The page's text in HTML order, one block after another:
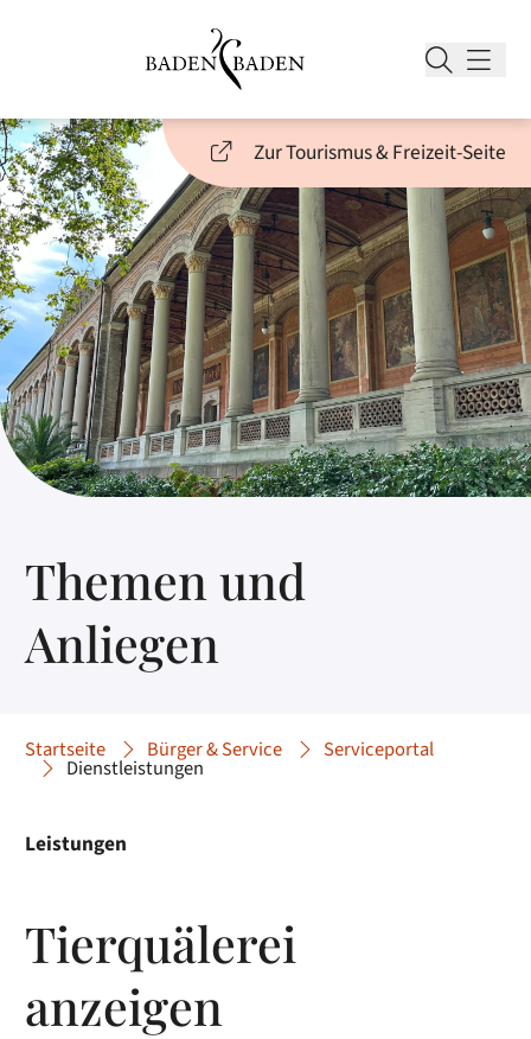
Zur Tourismus & Freizeit-Seite
Themen und
Anliegen
Startseite Bürger & Service Serviceportal
Dienstleistungen
Leistungen
Tierquälerei
anzeigen